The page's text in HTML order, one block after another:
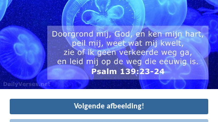
Volgende afbeelding!